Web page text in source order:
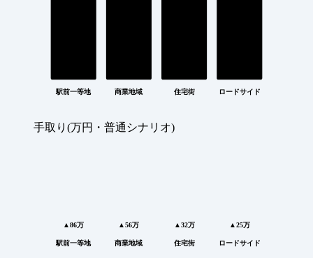
駅前一等地 商業地域 住宅街 ロードサイド
手取り(万円・普通シナリオ)
▲86万
駅前一等地
▲56万
商業地域
▲32万
住宅街
▲25万
ロードサイド